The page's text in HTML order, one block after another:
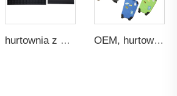
hurtownia z ponad 15-letnim stażem, bezpłatny wzornik, niestandardowe, antypoślizgowe, nieprzelewające się, nietoksyczne podkładki z miękkiej gumy silikonowej PVC z logotypem
OEM, hurtowa sprzedaż niestandardowych przezroczystych etykiet bagażowych z miękkiej gumy PVC dla dzieci, na tornister, z motywem żółwia